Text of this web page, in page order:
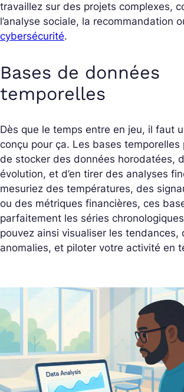
travaillez sur des projets complexes,
l’analyse sociale, la recommandation
cybersécurité.
Bases de données
temporelles
Dès que le temps entre en jeu, il faut
conçu pour ça. Les bases
de stocker des données horodatées,
évolution, et d’en tirer des analyses
mesuriez des températures, des
ou des métriques financières, ces
parfaitement les séries
pouvez ainsi visualiser les tendances,
anomalies, et piloter votre activité en